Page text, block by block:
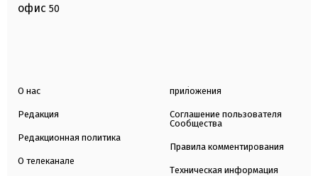
офис 50
О нас
Редакция
Редакционная политика
О телеканале
приложения
Соглашение пользователя
Сообщества
Правила комментирования
Техническая информация